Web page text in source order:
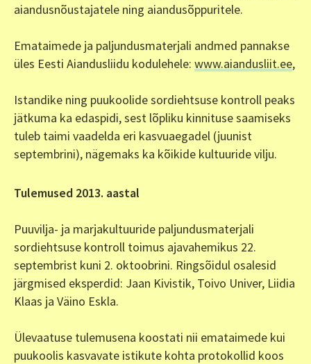
aiandusnõustajatele ning aiandusõppuritele.
Emataimede ja paljundusmaterjali andmed pannakse
üles Eesti Aiandusliidu kodulehele: www.aiandusliit.ee,
Istandike ning puukoolide sordiehtsuse kontroll peaks
jätkuma ka edaspidi, sest lõpliku kinnituse saamiseks
tuleb taimi vaadelda eri kasvuaegadel (juunist
septembrini), nägemaks ka kõikide kultuuride vilju.
Tulemused 2013. aastal
Puuvilja- ja marjakultuuride paljundusmaterjali
sordiehtsuse kontroll toimus ajavahemikus 22.
septembrist kuni 2. oktoobrini. Ringsõidul osalesid
järgmised eksperdid: Jaan Kivistik, Toivo Univer, Liidia
Klaas ja Väino Eskla.
Ülevaatuse tulemusena koostati nii emataimede kui
puukoolis kasvavate istikute kohta protokollid koos